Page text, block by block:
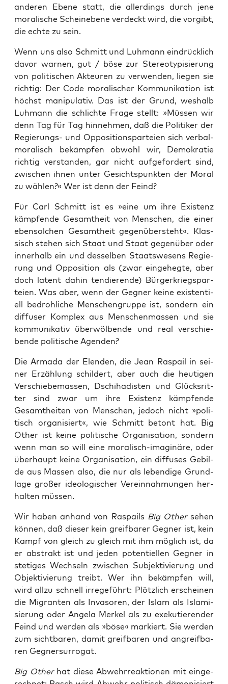
ande­ren Ebe­ne statt, die aller­dings durch jene
mora­li­sche Schein­ebe­ne ver­deckt wird, die vor­gibt,
die ech­te zu sein.
Wenn uns also Schmitt und Luh­mann ein­drück­lich
davor war­nen, gut / böse zur Ste­reo­ty­pi­sie­rung
von poli­ti­schen Akteu­ren zu ver­wen­den, lie­gen sie
rich­tig: Der Code mora­li­scher Kom­mu­ni­ka­ti­on ist
höchst mani­pu­la­tiv. Das ist der Grund, wes­halb
Luh­mann die schlich­te Fra­ge stellt: »Müs­sen wir
denn Tag für Tag hin­neh­men, daß die Poli­ti­ker der
Regie­rungs- und Oppo­si­ti­ons­par­tei­en sich ver­bal­
mo­ra­lisch bekämp­fen obwohl wir, Demo­kra­tie
rich­tig ver­stan­den, gar nicht auf­ge­for­dert sind,
zwi­schen ihnen unter Gesichts­punk­ten der Moral
zu wäh­len?« Wer ist denn der Feind?
Für Carl Schmitt ist es »eine um ihre Exis­tenz
kämp­fen­de Gesamt­heit von Men­schen, die einer
eben­sol­chen Gesamt­heit gegen­über­steht«. Klas­
sisch ste­hen sich Staat und Staat gegen­über oder
inner­halb ein und des­sel­ben Staats­we­sens Regie­
rung und Oppo­si­ti­on als (zwar ein­ge­heg­te, aber
doch latent dahin ten­die­ren­de) Bür­ger­kriegs­par­
tei­en. Was aber, wenn der Geg­ner kei­ne exis­ten­ti­
ell bedroh­li­che Men­schen­grup­pe ist, son­dern ein
dif­fu­ser Kom­plex aus Men­schen­mas­sen und sie
kom­mu­ni­ka­tiv über­wöl­ben­de und real ver­schie­
ben­de poli­ti­sche Agenden?
Die Arma­da der Elen­den, die Jean Ras­pail in sei­
ner Erzäh­lung schil­dert, aber auch die heu­ti­gen
Ver­schie­be­mas­sen, Dschi­ha­dis­ten und Glücks­rit­
ter sind zwar um ihre Exis­tenz kämp­fen­de
Gesamt­hei­ten von Men­schen, jedoch nicht »poli­
tisch orga­ni­siert«, wie Schmitt betont hat. Big
Other ist kei­ne poli­ti­sche Orga­ni­sa­ti­on, son­dern
wenn man so will eine mora­lisch-ima­gi­nä­re, oder
über­haupt kei­ne Orga­ni­sa­ti­on, ein dif­fu­ses Gebil­
de aus Mas­sen also, die nur als leben­di­ge Grund­
la­ge gro­ßer ideo­lo­gi­scher Ver­ein­nah­mun­gen her­
hal­ten müssen.
Wir haben anhand von Ras­pails Big Othersehen
kön­nen, daß die­ser kein greif­ba­rer Geg­ner ist, kein
Kampf von gleich zu gleich mit ihm mög­lich ist, da
er abs­trakt ist und jeden poten­ti­el­len Geg­ner in
ste­ti­ges Wech­seln zwi­schen Sub­jek­ti­vie­rung und
Objek­ti­vie­rung treibt. Wer ihn bekämp­fen will,
wird all­zu schnell irre­ge­führt: Plötz­lich erschei­nen
die Migran­ten als Inva­so­ren, der Islam als Isla­mi­
sie­rung oder Ange­la Mer­kel als zu exe­ku­tie­ren­der
Feind und wer­den als »böse« mar­kiert. Sie wer­den
zum sicht­ba­ren, damit greif­ba­ren und angreif­ba­
ren Gegnersurrogat.
Big Otherhat die­se Abwehr­re­ak­tio­nen mit ein­ge­